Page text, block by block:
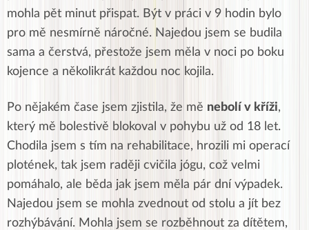
mohla pět minut přispat. Být v práci v 9 hodin bylo
pro mě nesmírně náročné. Najedou jsem se budila
sama a čerstvá, přestože jsem měla v noci po boku
kojence a několikrát každou noc kojila.
Po nějakém čase jsem zjistila, že mě nebolí v kříži,
který mě bolestivě blokoval v pohybu už od 18 let.
Chodila jsem s tím na rehabilitace, hrozili mi operací
plotének, tak jsem raději cvičila jógu, což velmi
pomáhalo, ale běda jak jsem měla pár dní výpadek.
Najedou jsem se mohla zvednout od stolu a jít bez
rozhýbávání. Mohla jsem se rozběhnout za dítětem,